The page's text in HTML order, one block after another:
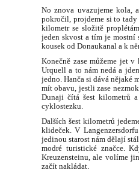
No znova uvazujeme kola,
pokročil, projdeme si to
kilometr se složitě
jeden skvost a tím je mostní
kousek od Donaukanal a k
Konečně zase můžeme jet
Urquell a to nám nedá a
jedno. Hanča si dává nějaké
mít obavu, jestli zase
Dunaji čítá šest kilometrů
cyklostezku.
Dalších šest kilometrů
klideček. V
jedinou starost nám dělají
modré turistické značce.
Kreuzensteinu, ale volíme
začít nakládat.